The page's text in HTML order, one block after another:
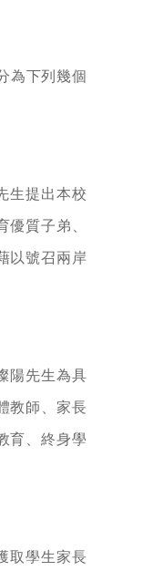
為下列幾個
生提出本校
優質子弟、
以號召兩岸
陽先生為具
教師、家長
育、終身學
取學生家長